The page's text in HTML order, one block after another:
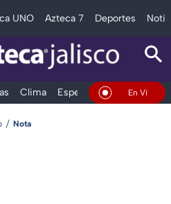
UNO Azteca 7 Deportes
Clima Espectáculos Deportes
En Vivo
Nota